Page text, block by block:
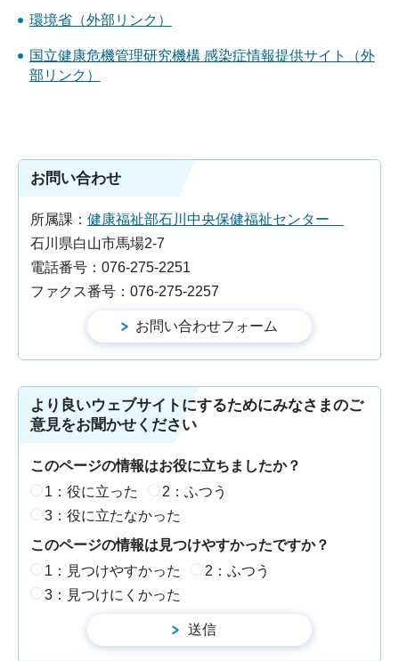
環境省（外部リンク）
国立健康危機管理研究機構 感染症情報提供サイト（外
部リンク）
お問い合わせ
所属課： 健康福祉部石川中央保健福祉センター
石川県白山市馬場2-7
電話番号：076-275-2251
ファクス番号：076-275-2257
より良いウェブサイトにするためにみなさまのご
意見をお聞かせください
このページの情報はお役に立ちましたか？
1：役に立った
2：ふつう
3：役に立たなかった
このページの情報は見つけやすかったですか？
1：見つけやすかった
2：ふつう
3：見つけにくかった